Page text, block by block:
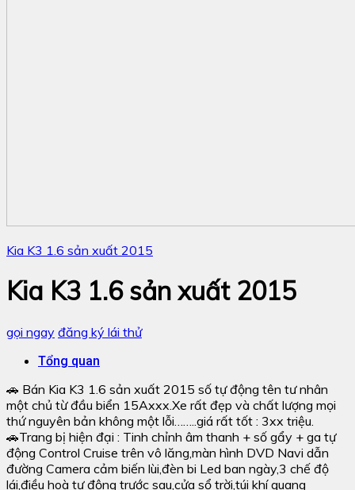
Kia K3 1.6 sản xuất 2015
Kia K3 1.6 sản xuất 2015
gọi ngay đăng ký lái thử
Tổng quan
🚗 Bán Kia K3 1.6 sản xuất 2015 số tự động tên tư nhân
một chủ từ đầu biển 15Axxx.Xe rất đẹp và chất lượng mọi
thứ nguyên bản không một lỗi……..giá rất tốt : 3xx triệu.
🚗Trang bị hiện đại : Tinh chỉnh âm thanh + số gẩy + ga tự
động Control Cruise trên vô lăng,màn hình DVD Navi dẫn
đường Camera cảm biến lùi,đèn bi Led ban ngày,3 chế độ
lái,điều hoà tự động trước sau,cửa sổ trời,túi khí quang